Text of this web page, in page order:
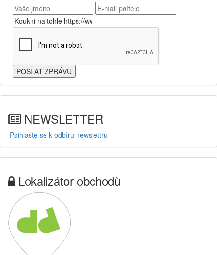
NEWSLETTER
Pøihlašte se k odbìru newslettru
Lokalizátor obchodù